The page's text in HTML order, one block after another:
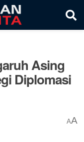
Asing
Diplomasi
AA